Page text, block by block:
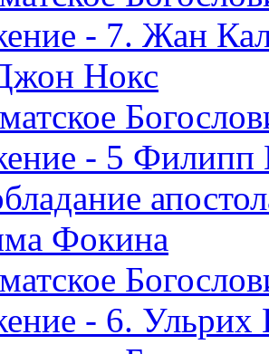
- 7. Жан
Нокс
- 5 Филипп
Фокина
- 6. Ульрих